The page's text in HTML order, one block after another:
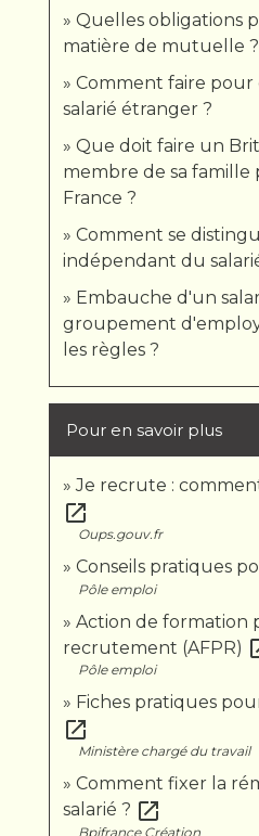
Quelles obligations
matière de mutuelle ?
Comment faire
salarié étranger ?
Que doit faire un
membre de sa famille
France ?
Comment se
indépendant du
Embauche d'un
groupement
les règles ?
Pour en savoir plus
Je recrute :
open_in_new
Oups.gouv.fr
Conseils pratiques
Pôle emploi
Action de formation
recrutement (AFPR)
Pôle emploi
Fiches pratiques
open_in_new
Ministère chargé du travail
Comment fixer la
salarié ? open_in_new
Bpifrance Création